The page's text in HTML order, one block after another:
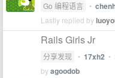
Go 编程语言 •
Lastly replied by
Rails Girls Jr
分享发现 • 17xh2 •
byagoodob